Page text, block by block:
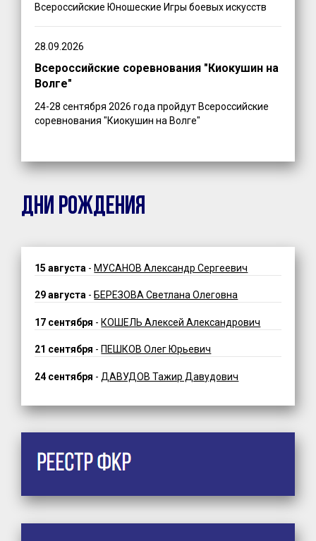
Всероссийские Юношеские Игры боевых искусств
28.09.2026
Всероссийские соревнования "Киокушин на
Волге"
24-28 сентября 2026 года пройдут Всероссийские
соревнования "Киокушин на Волге"
ДНИ РОЖДЕНИЯ
15 августа - МУСАНОВ Александр Сергеевич
29 августа - БЕРЕЗОВА Светлана Олеговна
17 сентября - КОШЕЛЬ Алексей Александрович
21 сентября - ПЕШКОВ Олег Юрьевич
24 сентября - ДАВУДОВ Тажир Давудович